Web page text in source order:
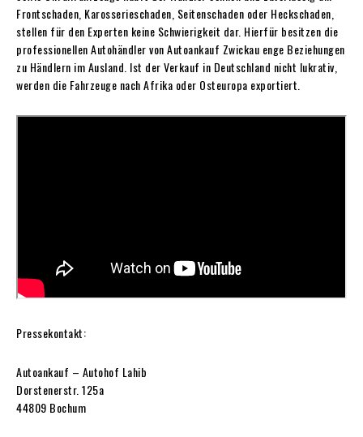
Frontschaden, Karosserieschaden, Seitenschaden oder Heckschaden,
stellen für den Experten keine Schwierigkeit dar. Hierfür besitzen die
professionellen Autohändler von Autoankauf Zwickau enge Beziehungen
zu Händlern im Ausland. Ist der Verkauf in Deutschland nicht lukrativ,
werden die Fahrzeuge nach Afrika oder Osteuropa exportiert.
Pressekontakt:
Autoankauf – Autohof Lahib
Dorstenerstr. 125a
44809 Bochum